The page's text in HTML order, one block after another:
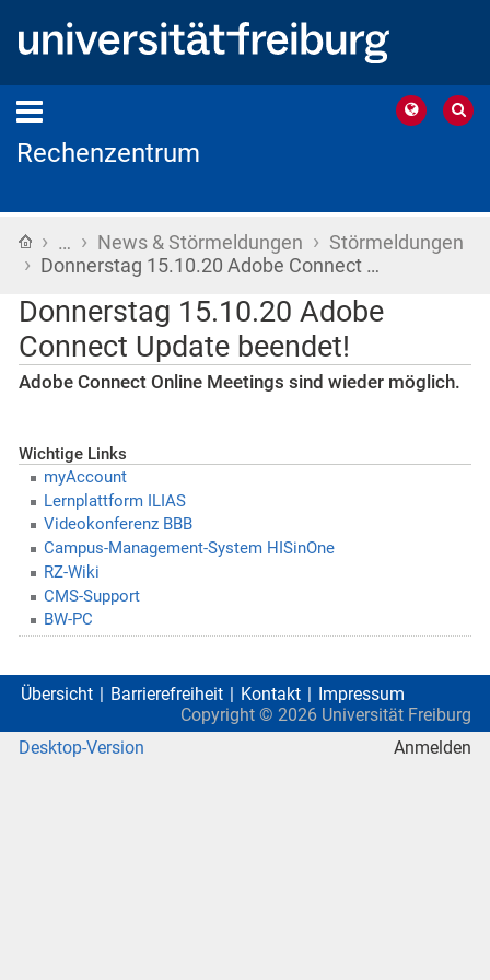
Rechenzentrum
Startseite
› … › News & Störmeldungen › Störmeldungen
› Donnerstag 15.10.20 Adobe Connect …
Donnerstag 15.10.20 Adobe
Connect Update beendet!
Adobe Connect Online Meetings sind wieder möglich.
Wichtige Links
myAccount
Lernplattform ILIAS
Videokonferenz BBB
Campus-Management-System HISinOne
RZ-Wiki
CMS-Support
BW-PC
Übersicht Barrierefreiheit Kontakt
Impressum
Copyright © 2026 Universität Freiburg
Desktop-Version
Anmelden